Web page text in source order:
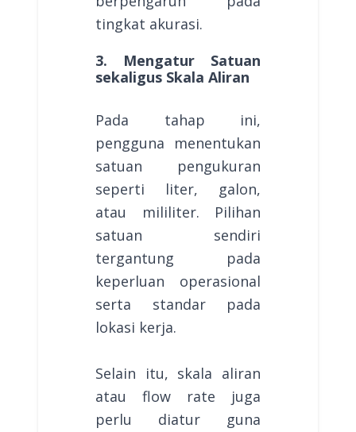
tingkat akurasi.
3. Mengatur Satuan
sekaligus Skala Aliran
Pada tahap ini,
pengguna menentukan
satuan pengukuran
seperti liter, galon,
atau mililiter. Pilihan
satuan sendiri
tergantung pada
keperluan operasional
serta standar pada
lokasi kerja.
Selain itu, skala aliran
atau flow rate juga
perlu diatur guna